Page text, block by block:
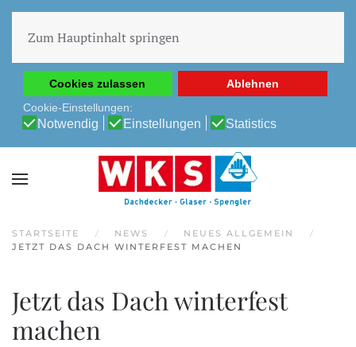
Erfahrung auf unserer Website zu ermöglichen.
Cookie-Richtlinie
Datenschutz-Bestimmungen
Cookies zulassen
Ablehnen
Cookie-Einstellungen:
Notwendig Einstellungen Statistics
Zum Hauptinhalt springen
STARTSEITE NEWS
NEUES ALLGEMEIN
JETZT DAS DACH WINTERFEST MACHEN
Jetzt das Dach winterfest
machen